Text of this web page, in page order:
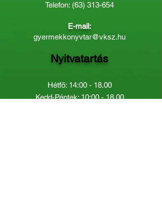
Telefon: (63) 313-654
E-mail:
gyermekkonyvtar@vksz.hu
Nyitvatartás
Hétfő: 14:00 - 18.00
Kedd-Péntek: 10:00 - 18.00